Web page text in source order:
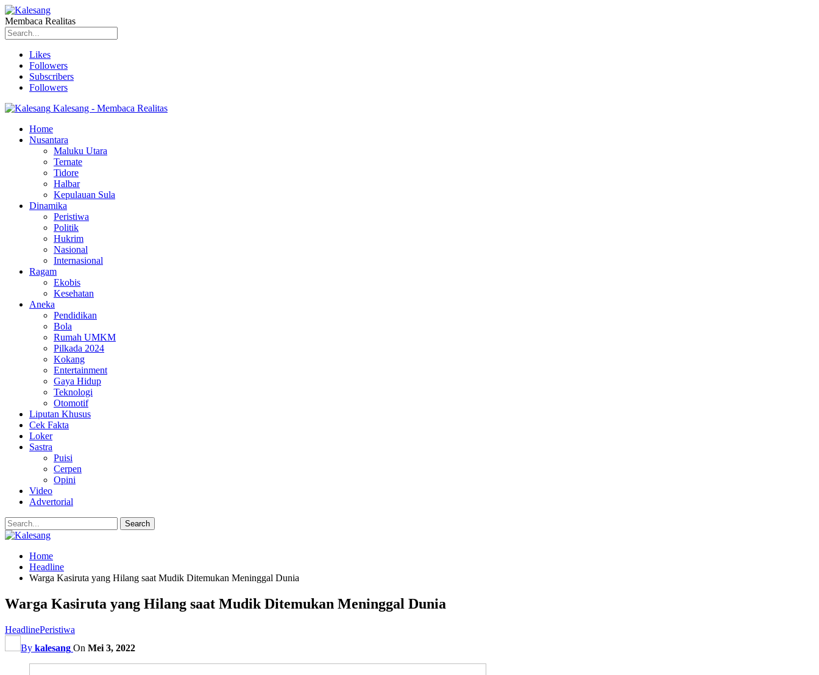
Membaca Realitas
Likes
Followers
Subscribers
Followers
Kalesang - Membaca Realitas
Home
Nusantara
Maluku Utara
Ternate
Tidore
Halbar
Kepulauan Sula
Dinamika
Peristiwa
Politik
Hukrim
Nasional
Internasional
Ragam
Ekobis
Kesehatan
Aneka
Pendidikan
Bola
Rumah UMKM
Pilkada 2024
Kokang
Entertainment
Gaya Hidup
Teknologi
Otomotif
Liputan Khusus
Cek Fakta
Loker
Sastra
Puisi
Cerpen
Opini
Video
Advertorial
Home
Headline
Warga Kasiruta yang Hilang saat Mudik Ditemukan Meninggal Dunia
Warga Kasiruta yang Hilang saat Mudik Ditemukan Meninggal Dunia
HeadlinePeristiwa
By kalesang On Mei 3, 2022